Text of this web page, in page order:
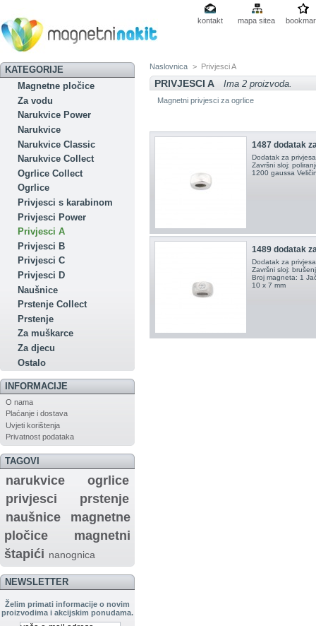
kontakt mapa sitea
KATEGORIJE
Magnetne pločice
Za vodu
Narukvice Power
Narukvice
Narukvice Classic
Narukvice Collect
Ogrlice Collect
Ogrlice
Privjesci s karabinom
Privjesci Power
Privjesci A
Privjesci B
Privjesci C
Privjesci D
Naušnice
Prstenje Collect
Prstenje
Za muškarce
Za djecu
Ostalo
INFORMACIJE
O nama
Plaćanje i dostava
Uvjeti korištenja
Privatnost podataka
TAGOVI
narukvice
ogrlice
privjesci
prstenje
naušnice
magnetne
pločice
magnetni
štapići nanognica
NEWSLETTER
Želim primati informacije o novim
proizvodima i akcijskim ponudama.
Naslovnica > Privjesci A
PRIVJESCI A Ima 2 proizvoda.
Magnetni privjesci za ogrlice
1487 dodatak
Dodatak za
Završni sloj:
1200 gaussa
1489 dodatak
Dodatak za
Završni sloj:
Broj magneta: 1
10 x 7 mm